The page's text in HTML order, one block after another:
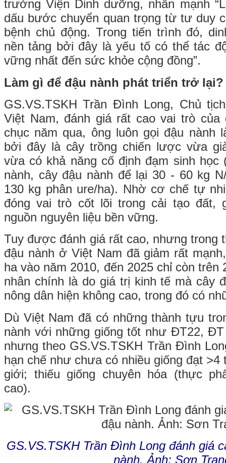
trưởng Viện Dinh dưỡng, nhấn mạnh
dấu bước chuyển quan trọng từ tư duy
bệnh chủ động. Trong tiến trình đó,
nền tảng bởi đây là yếu tố có thể tác
vững nhất đến sức khỏe cộng đồng”.
Làm gì để đậu nành phát triển trở lại?
GS.VS.TSKH Trần Đình Long, Chủ
Việt Nam, đánh giá rất cao vai trò của
chục năm qua, ông luôn gọi đậu nành
bởi đây là cây trồng chiến lược vừa
vừa có khả năng cố định đạm sinh học
nành, cây đậu nành để lại 30 - 60 kg
130 kg phân ure/ha). Nhờ cơ chế tự
đóng vai trò cốt lõi trong cải tạo đất,
nguồn nguyên liệu bền vững.
Tuy được đánh giá rất cao, nhưng trong
đậu nành ở Việt Nam đã giảm rất
ha vào năm 2010, đến 2025 chỉ còn trên
nhân chính là do giá trị kinh tế mà cây
nông dân hiện không cao, trong đó có
Dù Việt Nam đã có những thành tựu
nành với những giống tốt như ĐT22,
nhưng theo GS.VS.TSKH Trần Đình
hạn chế như chưa có nhiều giống đạt >4
giới; thiếu giống chuyên hóa (thực
cao).
GS.VS.TSKH Trần Đình Long đánh giá
nành. Ảnh: Sơn